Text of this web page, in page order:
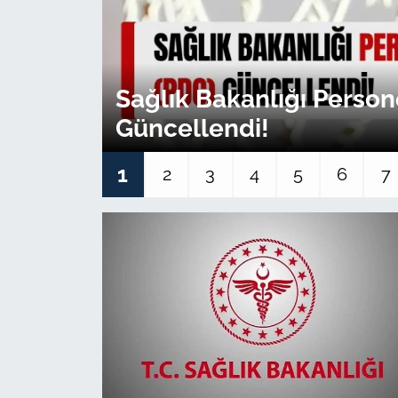
Sağlık Bakanlığı
Güncellendi!
1 2 3 4 5 6 7
Kamu Alımları